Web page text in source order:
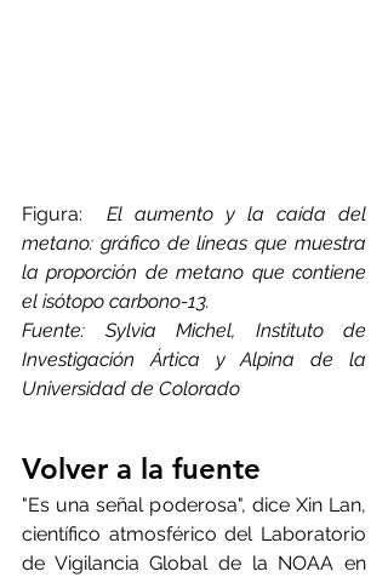
Figura: El aumento y la caída del
metano: gráfico de líneas que muestra
la proporción de metano que contiene
el isótopo carbono-13.
Fuente: Sylvia Michel, Instituto de
Investigación Ártica y Alpina de la
Universidad de Colorado
Volver a la fuente
"Es una señal poderosa", dice Xin Lan,
científico atmosférico del Laboratorio
de Vigilancia Global de la NOAA en